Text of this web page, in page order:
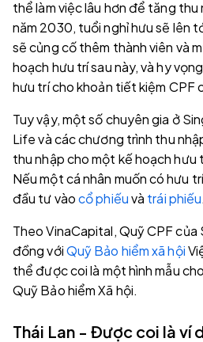
thể làm việc lâu hơn để tăng thu
năm 2030, tuổi nghỉ hưu sẽ lên
sẽ củng cố thêm thành viên và
hoạch hưu trí sau này, và hy
hưu trí cho khoản tiết kiệm CPF
Tuy vậy, một số chuyên gia ở
Life và các chương trình thu
thu nhập cho một kế hoạch hưu
Nếu một cá nhân muốn có hưu
đầu tư vàocổ phiếuvà trái phiếu
Theo VinaCapital, Quỹ CPF
đồng vớiQuỹ Bảo hiểm xã hội
thể được coi là một hình mẫu
Quỹ Bảo hiểm Xã hội.
Thái Lan - Được coi là ví